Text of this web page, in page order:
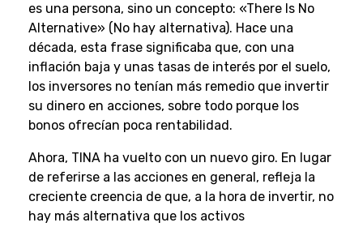
es una persona, sino un concepto: «There Is No
Alternative» (No hay alternativa). Hace una
década, esta frase significaba que, con una
inflación baja y unas tasas de interés por el suelo,
los inversores no tenían más remedio que invertir
su dinero en acciones, sobre todo porque los
bonos ofrecían poca rentabilidad.
Ahora, TINA ha vuelto con un nuevo giro. En lugar
de referirse a las acciones en general, refleja la
creciente creencia de que, a la hora de invertir, no
hay más alternativa que los activos